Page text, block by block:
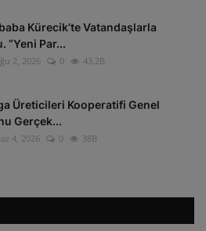
Kürecik’te Vatandaşlarla
“Yeni Par...
2, 2026 0 43.2B
Üreticileri Kooperatifi Genel
Gerçek...
4, 2026 0 38B